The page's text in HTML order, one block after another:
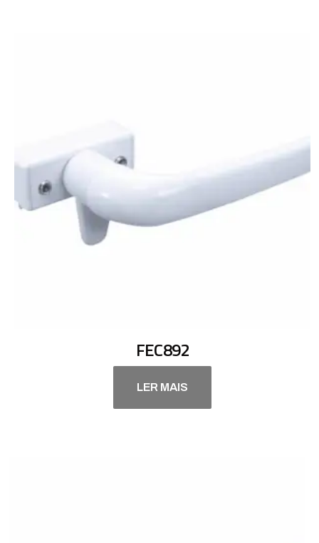
FEC892
LER MAIS